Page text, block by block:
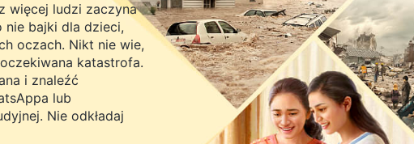
więcej ludzi zaczyna
bajki dla dzieci,
oczach. Nikt nie wie,
katastrofa.
i znaleźć
lub
Nie odkładaj